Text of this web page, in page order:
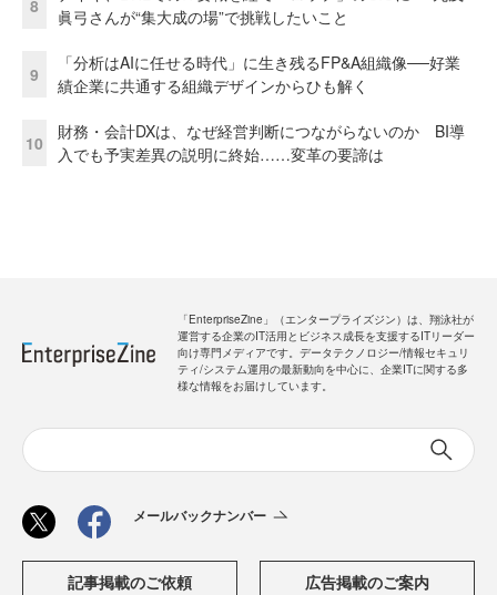
8
眞弓さんが“集大成の場”で挑戦したいこと
9
「分析はAIに任せる時代」に生き残るFP&A組織像──好業
績企業に共通する組織デザインからひも解く
10
財務・会計DXは、なぜ経営判断につながらないのか BI導
入でも予実差異の説明に終始……変革の要諦は
「EnterpriseZine」（エンタープライズジン）は、翔泳社が
運営する企業のIT活用とビジネス成長を支援するITリーダー
向け専門メディアです。データテクノロジー/情報セキュリ
ティ/システム運用の最新動向を中心に、企業ITに関する多
様な情報をお届けしています。
メールバックナンバー
記事掲載のご依頼 広告掲載のご案内